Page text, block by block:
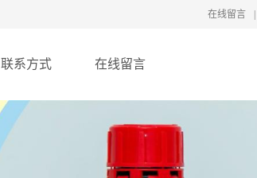
在线留言
联系方式 在线留言